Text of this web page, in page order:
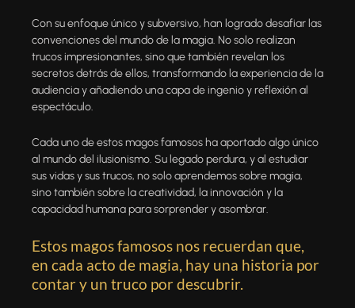
Con su enfoque único y subversivo, han logrado desafiar las
convenciones del mundo de la magia. No solo realizan
trucos impresionantes, sino que también revelan los
secretos detrás de ellos, transformando la experiencia de la
audiencia y añadiendo una capa de ingenio y reflexión al
espectáculo.
Cada uno de estos magos famosos ha aportado algo único
al mundo del ilusionismo. Su legado perdura, y al estudiar
sus vidas y sus trucos, no solo aprendemos sobre magia,
sino también sobre la creatividad, la innovación y la
capacidad humana para sorprender y asombrar.
Estos magos famosos nos recuerdan que,
en cada acto de magia, hay una historia por
contar y un truco por descubrir.